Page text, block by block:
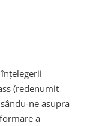
(redenumit
ne asupra
a